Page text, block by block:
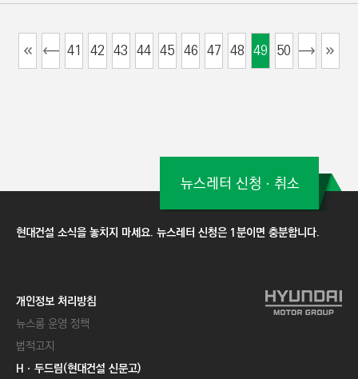
41 42 43 44 45 46 47 48 49 50
현대건설 소식을 놓치지 마세요. 뉴스레터 신청은 1분이면 충분합니다.
뉴스레터 신청ㆍ취소
개인정보 처리방침
뉴스룸 운영 정책
법적고지
Hㆍ두드림(현대건설 신문고)